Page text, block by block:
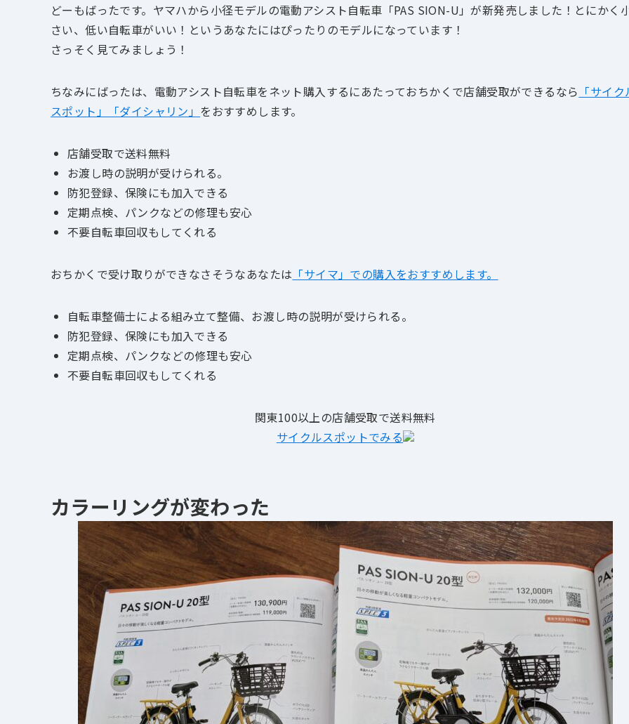
どーもばったです。ヤマハから小径モデルの電動アシスト自転車「PAS SION-U」が新発売しました！ とにかく
さい、低い自転車がいい！というあなたにはぴったりのモデルになっています！
さっそく見てみましょう！
ちなみにばったは、電動アシスト自転車をネット購入するにあたっておちかくで店舗受取ができるなら 「サイ
スポット」「ダイシャリン」 をおすすめします。
店舗受取で送料無料
お渡し時の説明が受けられる。
防犯登録、保険にも加入できる
定期点検、パンクなどの修理も安心
不要自転車回収もしてくれる
おちかくで受け取りができなさそうなあなたは 「サイマ」での購入をおすすめします。
自転車整備士による組み立て整備、お渡し時の説明が受けられる。
防犯登録、保険にも加入できる
定期点検、パンクなどの修理も安心
不要自転車回収もしてくれる
関東100以上の店舗受取で送料無料
サイクルスポットでみる
カラーリングが変わった